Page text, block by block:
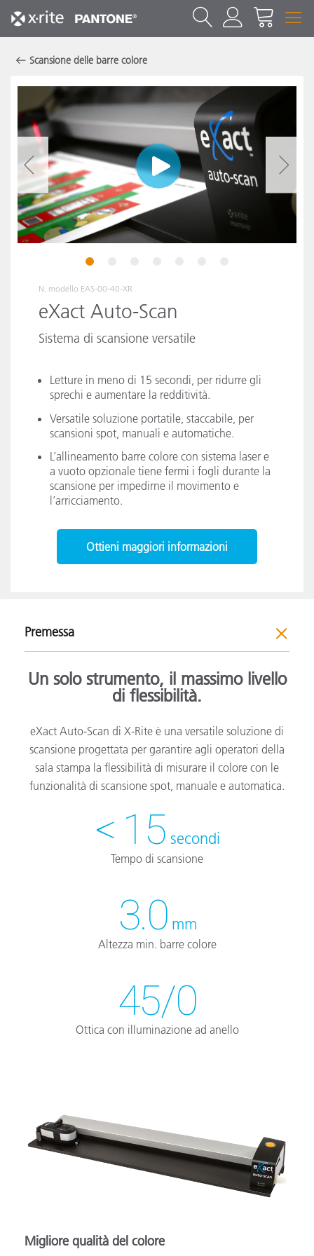
Scansione delle barre colore
1
N. modello EAS-00-40-XR
eXact Auto-Scan
Sistema di scansione versatile
Letture in meno di 15 secondi, per ridurre gli
sprechi e aumentare la redditività.
Versatile soluzione portatile, staccabile, per
scansioni spot, manuali e automatiche.
L’allineamento barre colore con sistema laser e
a vuoto opzionale tiene fermi i fogli durante la
scansione per impedirne il movimento e
l’arricciamento.
Ottieni maggiori informazioni
Premessa
Un solo strumento, il massimo livello
di flessibilità.
eXact Auto-Scan di X-Rite è una versatile soluzione di
scansione progettata per garantire agli operatori della
sala stampa la flessibilità di misurare il colore con le
funzionalità di scansione spot, manuale e automatica.
< 15 secondi
Tempo di scansione
3.0 mm
Altezza min. barre colore
45/0
Ottica con illuminazione ad anello
Migliore qualità del colore